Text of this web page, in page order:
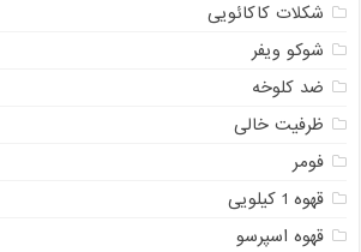
شکلات کاکائویی
شوکو ویفر
ضد کلوخه
ظرفیت خالی
فومر
قهوه 1 کیلویی
قهوه اسپرسو